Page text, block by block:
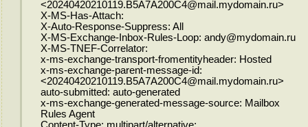
<20240420210119.B5A7A200C4@mail.mydomain.ru>
X-MS-Has-Attach:
X-Auto-Response-Suppress: All
X-MS-Exchange-Inbox-Rules-Loop: andy@mydomain.ru
X-MS-TNEF-Correlator:
x-ms-exchange-transport-fromentityheader: Hosted
x-ms-exchange-parent-message-id:
<20240420210119.B5A7A200C4@mail.mydomain.ru>
auto-submitted: auto-generated
x-ms-exchange-generated-message-source: Mailbox
Rules Agent